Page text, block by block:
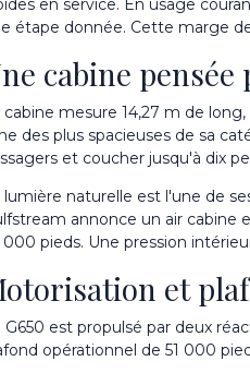
en service. En usage
étape donnée. Cette marge
cabine
cabine mesure 14,27 m de
des plus spacieuses de sa
et coucher jusqu'à dix
lumière naturelle est l'une de
annonce un air cabine
000 pieds. Une pression
et
G650 est propulsé par deux
opérationnel de 51 000